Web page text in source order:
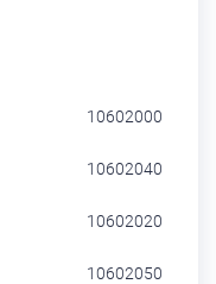
10602000
10602040
10602020
10602050